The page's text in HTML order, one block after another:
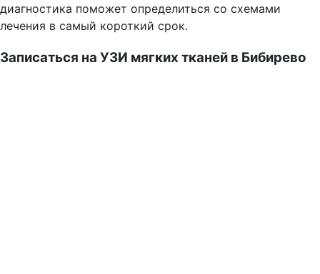
диагностика поможет определиться со схемами
лечения в самый короткий срок.
Записаться на УЗИ мягких тканей в Бибирево